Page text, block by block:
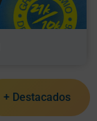
+ Destacados